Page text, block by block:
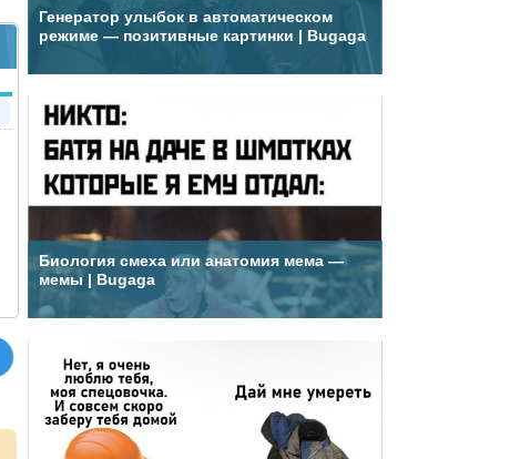
Генератор улыбок в автоматическом
режиме — позитивные картинки | Bugaga
Биология смеха или анатомия мема —
мемы | Bugaga